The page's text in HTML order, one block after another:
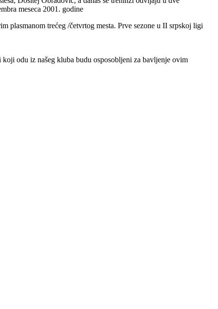
meseca 2001. godine
plasmanom trećeg /četvrtog mesta. Prve sezone u II srpskoj ligi
odu iz našeg kluba budu osposobljeni za bavljenje ovim